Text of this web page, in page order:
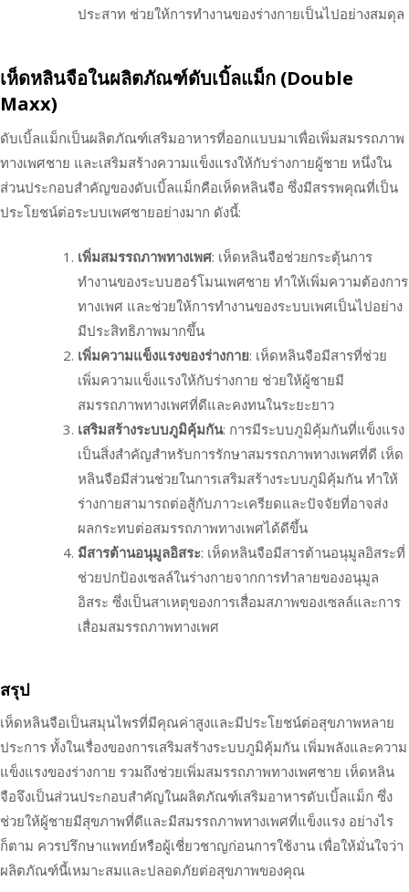
ประสาท ช่วยให้การทำงานของร่างกายเป็นไปอย่างสมดุล
เห็ดหลินจือในผลิตภัณฑ์ดับเบิ้ลแม็ก (Double
Maxx)
ดับเบิ้ลแม็กเป็นผลิตภัณฑ์เสริมอาหารที่ออกแบบมาเพื่อเพิ่มสมรรถภาพ
ทางเพศชาย และเสริมสร้างความแข็งแรงให้กับร่างกายผู้ชาย หนึ่งใน
ส่วนประกอบสำคัญของดับเบิ้ลแม็กคือเห็ดหลินจือ ซึ่งมีสรรพคุณที่เป็น
ประโยชน์ต่อระบบเพศชายอย่างมาก ดังนี้:
เพิ่มสมรรถภาพทางเพศ: เห็ดหลินจือช่วยกระตุ้นการ
ทำงานของระบบฮอร์โมนเพศชาย ทำให้เพิ่มความต้องการ
ทางเพศ และช่วยให้การทำงานของระบบเพศเป็นไปอย่าง
มีประสิทธิภาพมากขึ้น
เพิ่มความแข็งแรงของร่างกาย: เห็ดหลินจือมีสารที่ช่วย
เพิ่มความแข็งแรงให้กับร่างกาย ช่วยให้ผู้ชายมี
สมรรถภาพทางเพศที่ดีและคงทนในระยะยาว
เสริมสร้างระบบภูมิคุ้มกัน: การมีระบบภูมิคุ้มกันที่แข็งแรง
เป็นสิ่งสำคัญสำหรับการรักษาสมรรถภาพทางเพศที่ดี เห็ด
หลินจือมีส่วนช่วยในการเสริมสร้างระบบภูมิคุ้มกัน ทำให้
ร่างกายสามารถต่อสู้กับภาวะเครียดและปัจจัยที่อาจส่ง
ผลกระทบต่อสมรรถภาพทางเพศได้ดีขึ้น
มีสารต้านอนุมูลอิสระ: เห็ดหลินจือมีสารต้านอนุมูลอิสระที่
ช่วยปกป้องเซลล์ในร่างกายจากการทำลายของอนุมูล
อิสระ ซึ่งเป็นสาเหตุของการเสื่อมสภาพของเซลล์และการ
เสื่อมสมรรถภาพทางเพศ
สรุป
เห็ดหลินจือเป็นสมุนไพรที่มีคุณค่าสูงและมีประโยชน์ต่อสุขภาพหลาย
ประการ ทั้งในเรื่องของการเสริมสร้างระบบภูมิคุ้มกัน เพิ่มพลังและความ
แข็งแรงของร่างกาย รวมถึงช่วยเพิ่มสมรรถภาพทางเพศชาย เห็ดหลิน
จือจึงเป็นส่วนประกอบสำคัญในผลิตภัณฑ์เสริมอาหารดับเบิ้ลแม็ก ซึ่ง
ช่วยให้ผู้ชายมีสุขภาพที่ดีและมีสมรรถภาพทางเพศที่แข็งแรง อย่างไร
ก็ตาม ควรปรึกษาแพทย์หรือผู้เชี่ยวชาญก่อนการใช้งาน เพื่อให้มั่นใจว่า
ผลิตภัณฑ์นี้เหมาะสมและปลอดภัยต่อสุขภาพของคุณ